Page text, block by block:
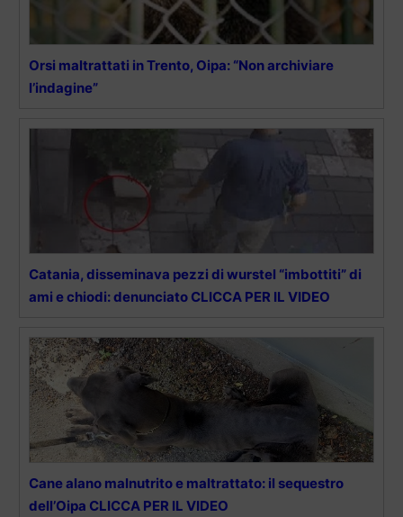
Orsi maltrattati in Trento, Oipa: “Non archiviare
l’indagine”
Catania, disseminava pezzi di wurstel “imbottiti” di
ami e chiodi: denunciato CLICCA PER IL VIDEO
Cane alano malnutrito e maltrattato: il sequestro
dell’Oipa CLICCA PER IL VIDEO